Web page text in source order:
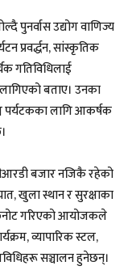
पुनर्वास उद्योग वाणिज्य
प्रवर्द्धन, सांस्कृतिक
गतिविधिलाई
बताए। उनका
पर्यटकका लागि आकर्षक
बजार नजिकै रहेको
खुला स्थान र सुरक्षाका
गरिएको आयोजकले
व्यापारिक स्टल,
सञ्चालन हुनेछन्।